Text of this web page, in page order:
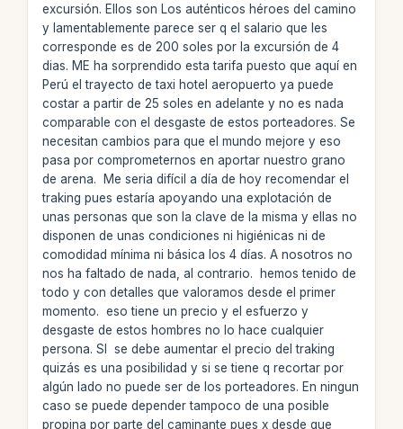
excursión. Ellos son Los auténticos héroes del camino
y lamentablemente parece ser q el salario que les
corresponde es de 200 soles por la excursión de 4
dias. ME ha sorprendido esta tarifa puesto que aquí en
Perú el trayecto de taxi hotel aeropuerto ya puede
costar a partir de 25 soles en adelante y no es nada
comparable con el desgaste de estos porteadores. Se
necesitan cambios para que el mundo mejore y eso
pasa por comprometernos en aportar nuestro grano
de arena. Me seria difícil a día de hoy recomendar el
traking pues estaría apoyando una explotación de
unas personas que son la clave de la misma y ellas no
disponen de unas condiciones ni higiénicas ni de
comodidad mínima ni básica los 4 días. A nosotros no
nos ha faltado de nada, al contrario. hemos tenido de
todo y con detalles que valoramos desde el primer
momento. eso tiene un precio y el esfuerzo y
desgaste de estos hombres no lo hace cualquier
persona. SI se debe aumentar el precio del traking
quizás es una posibilidad y si se tiene q recortar por
algún lado no puede ser de los porteadores. En ningun
caso se puede depender tampoco de una posible
propina por parte del caminante pues x desde que